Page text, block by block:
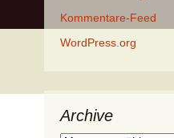
Kommentare-Feed
WordPress.org
Archive